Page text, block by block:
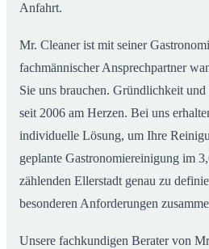
Anfahrt.
Mr. Cleaner ist mit seiner
fachmännischer Ansprechpartner
Sie uns brauchen. Gründlichkeit
seit 2006 am Herzen. Bei uns
individuelle Lösung, um Ihre
geplante Gastronomiereinigung im
zählenden Ellerstadt genau zu
besonderen Anforderungen
Unsere fachkundigen Berater von